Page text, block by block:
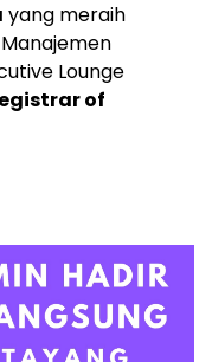
yang meraih
Lounge
of